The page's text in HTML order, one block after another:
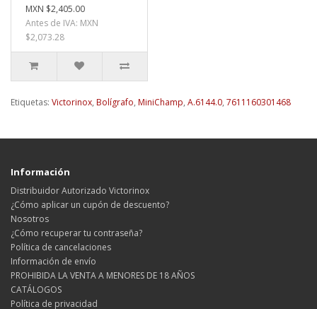
MXN $2,405.00
Antes de IVA: MXN
$2,073.28
Etiquetas: Victorinox, Bolígrafo, MiniChamp, A.6144.0, 7611160301468
Información
Distribuidor Autorizado Victorinox
¿Cómo aplicar un cupón de descuento?
Nosotros
¿Cómo recuperar tu contraseña?
Política de cancelaciones
Información de envío
PROHIBIDA LA VENTA A MENORES DE 18 AÑOS
CATÁLOGOS
Política de privacidad